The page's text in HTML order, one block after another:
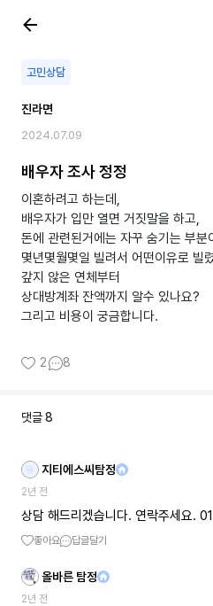
고민상담
진라면
2024.07.09
배우자 조사 정정
이혼하려고 하는데,
배우자가 입만 열면 거짓말을 하고,
돈에 관련된거에는 자꾸 숨기는 부분
몇년몇월몇일 빌려서 어떤이유로 빌
갚지 않은 연체부터
상대방계좌 잔액까지 알수 있나요?
그리고 비용이 궁금합니다.
2 8
댓글8
지티에스씨탐정
2년 전
상담 해드리겠습니다. 연락주세요.
좋아요 답글달기
올바른 탐정
2년 전